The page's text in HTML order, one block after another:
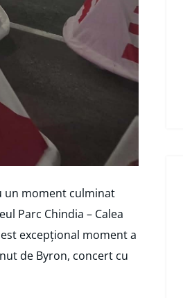
un moment culminat
Parc Chindia – Calea
excepțional moment a
de Byron, concert cu